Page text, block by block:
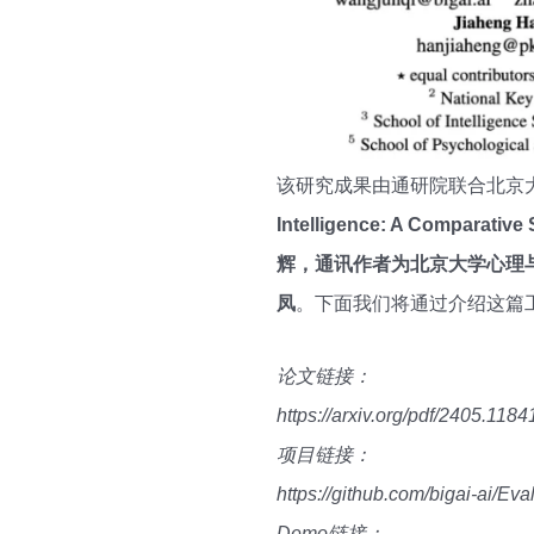
该研究成果由通研院联合北
Intelligence: A Comparative
辉，通讯作者为北京大学心理
凤。下面我们将通过介绍这
论文链接：
https://arxiv.org/pdf/
项目链接：
https://github.com/bigai-ai/